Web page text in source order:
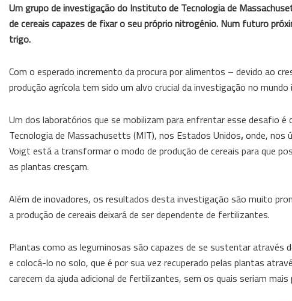
Um grupo de investigação do Instituto de Tecnologia de
de cereais capazes de fixar o seu próprio nitrogénio. Num futuro
trigo.
Com o esperado incremento da procura por alimentos – devido ao
produção agrícola tem sido um alvo crucial da investigação no mundo
Um dos laboratórios que se mobilizam para enfrentar esse desafio
Tecnologia de Massachusetts (MIT), nos Estados Unidos,onde, nos
Voigt está a transformar o modo de produção de cereais para que
as plantas cresçam.
Além de inovadores, os resultados desta investigação são muito
a produção de cereais deixará de ser dependente de fertilizantes.
Plantas como as leguminosas são capazes de se sustentar através
e colocá-lo no solo, que é por sua vez recuperado pelas plantas
carecem da ajuda adicional de fertilizantes, sem os quais seriam